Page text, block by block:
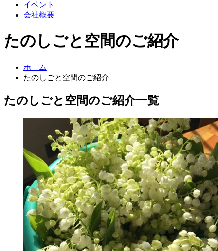
イベント
会社概要
たのしごと空間のご紹介
ホーム
たのしごと空間のご紹介
たのしごと空間のご紹介一覧